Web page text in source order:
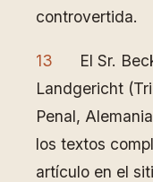
controvertida.
13 El Sr.
Landgericht
Penal,
los textos
artículo en el